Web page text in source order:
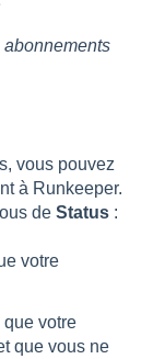
abonnements
vous pouvez
à Runkeeper.
de Status :
votre
votre
que vous ne